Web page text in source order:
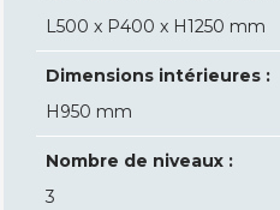
L500 x P400 x H1250 mm
Dimensions intérieures :
H950 mm
Nombre de niveaux :
3